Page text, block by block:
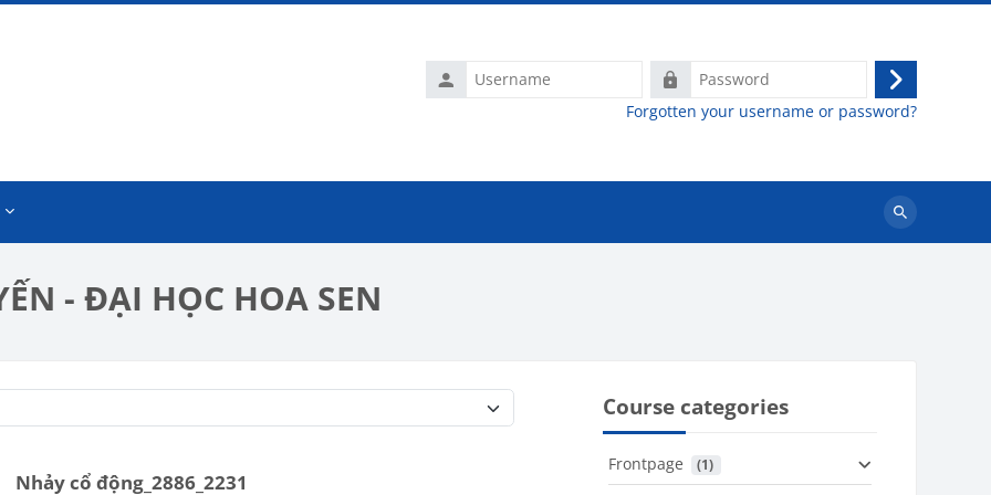
Username
Password
Log
in
Forgotten your username or password?
Search
- ĐẠI HỌC HOA SEN
Nhảy cổ động_2886_2231
Course categories
Frontpage (1)